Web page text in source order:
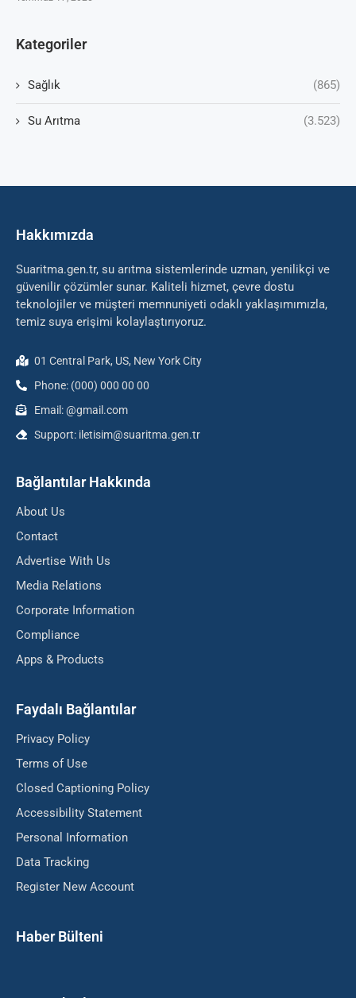
Kategoriler
Sağlık (865)
Su Arıtma (3.523)
Hakkımızda
Suaritma.gen.tr, su arıtma sistemlerinde uzman, yenilikçi ve
güvenilir çözümler sunar. Kaliteli hizmet, çevre dostu
teknolojiler ve müşteri memnuniyeti odaklı yaklaşımımızla,
temiz suya erişimi kolaylaştırıyoruz.
01 Central Park, US, New York City
Phone: (000) 000 00 00
Email: @gmail.com
Support: iletisim@suaritma.gen.tr
Bağlantılar Hakkında
About Us
Contact
Advertise With Us
Media Relations
Corporate Information
Compliance
Apps & Products
Faydalı Bağlantılar
Privacy Policy
Terms of Use
Closed Captioning Policy
Accessibility Statement
Personal Information
Data Tracking
Register New Account
Haber Bülteni